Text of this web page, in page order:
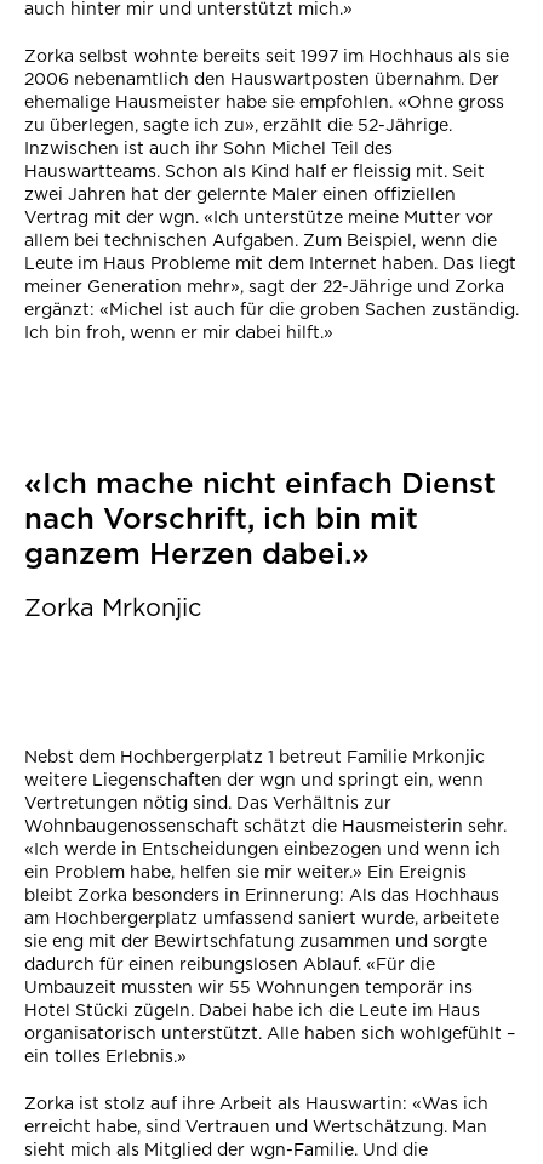
auch hinter mir und unterstützt mich.»
Zorka selbst wohnte bereits seit 1997 im Hochhaus als sie
2006 nebenamtlich den Hauswartposten übernahm. Der
ehemalige Hausmeister habe sie empfohlen. «Ohne gross
zu überlegen, sagte ich zu», erzählt die 52-Jährige.
Inzwischen ist auch ihr Sohn Michel Teil des
Hauswartteams. Schon als Kind half er fleissig mit. Seit
zwei Jahren hat der gelernte Maler einen offiziellen
Vertrag mit der wgn. «Ich unterstütze meine Mutter vor
allem bei technischen Aufgaben. Zum Beispiel, wenn die
Leute im Haus Probleme mit dem Internet haben. Das liegt
meiner Generation mehr», sagt der 22-Jährige und Zorka
ergänzt: «Michel ist auch für die groben Sachen zuständig.
Ich bin froh, wenn er mir dabei hilft.»
«Ich mache nicht einfach Dienst
nach Vorschrift, ich bin mit
ganzem Herzen dabei.»
Zorka Mrkonjic
Nebst dem Hochbergerplatz 1 betreut Familie Mrkonjic
weitere Liegenschaften der wgn und springt ein, wenn
Vertretungen nötig sind. Das Verhältnis zur
Wohnbaugenossenschaft schätzt die Hausmeisterin sehr.
«Ich werde in Entscheidungen einbezogen und wenn ich
ein Problem habe, helfen sie mir weiter.» Ein Ereignis
bleibt Zorka besonders in Erinnerung: Als das Hochhaus
am Hochbergerplatz umfassend saniert wurde, arbeitete
sie eng mit der Bewirtschfatung zusammen und sorgte
dadurch für einen reibungslosen Ablauf. «Für die
Umbauzeit mussten wir 55 Wohnungen temporär ins
Hotel Stücki zügeln. Dabei habe ich die Leute im Haus
organisatorisch unterstützt. Alle haben sich wohlgefühlt –
ein tolles Erlebnis.»
Zorka ist stolz auf ihre Arbeit als Hauswartin: «Was ich
erreicht habe, sind Vertrauen und Wertschätzung. Man
sieht mich als Mitglied der wgn-Familie. Und die